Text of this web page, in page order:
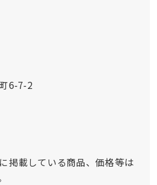
6-7-2
掲載している商品、価格等は